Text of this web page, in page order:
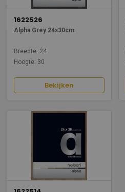
1622526
Alpha Grey 24x30cm
Breedte: 24
Hoogte: 30
Bekijken